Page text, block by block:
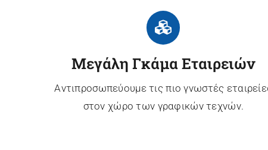
Μεγάλη Γκάμα Εταιρειών
Αντιπροσωπεύουμε τις πιο γνωστές
στον χώρο των γραφικών τεχνών.